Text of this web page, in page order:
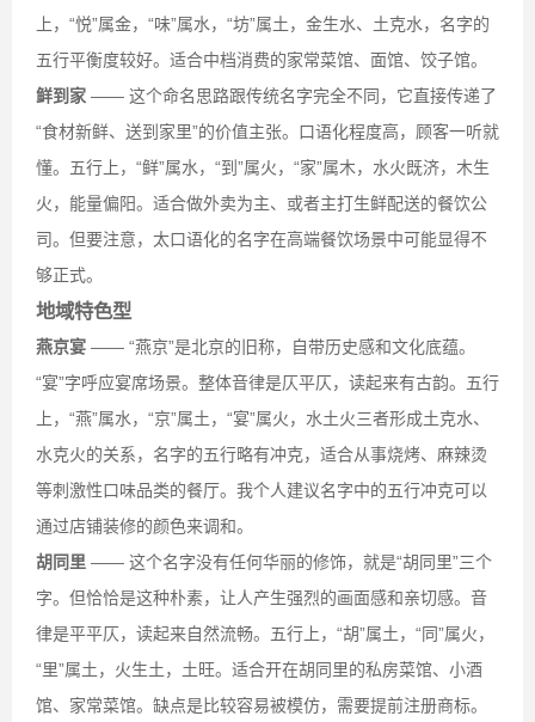
上，“悦”属金，“味”属水，“坊”属土，金生水、土克水，名字的
五行平衡度较好。适合中档消费的家常菜馆、面馆、饺子馆。
鲜到家 —— 这个命名思路跟传统名字完全不同，它直接传递了
“食材新鲜、送到家里”的价值主张。口语化程度高，顾客一听就
懂。五行上，“鲜”属水，“到”属火，“家”属木，水火既济，木生
火，能量偏阳。适合做外卖为主、或者主打生鲜配送的餐饮公
司。但要注意，太口语化的名字在高端餐饮场景中可能显得不
够正式。
地域特色型
燕京宴 —— “燕京”是北京的旧称，自带历史感和文化底蕴。
“宴”字呼应宴席场景。整体音律是仄平仄，读起来有古韵。五行
上，“燕”属水，“京”属土，“宴”属火，水土火三者形成土克水、
水克火的关系，名字的五行略有冲克，适合从事烧烤、麻辣烫
等刺激性口味品类的餐厅。我个人建议名字中的五行冲克可以
通过店铺装修的颜色来调和。
胡同里 —— 这个名字没有任何华丽的修饰，就是“胡同里”三个
字。但恰恰是这种朴素，让人产生强烈的画面感和亲切感。音
律是平平仄，读起来自然流畅。五行上，“胡”属土，“同”属火，
“里”属土，火生土，土旺。适合开在胡同里的私房菜馆、小酒
馆、家常菜馆。缺点是比较容易被模仿，需要提前注册商标。